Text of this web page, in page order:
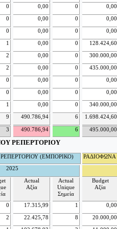
0
0
0
1
2
2
0
0
1
9
0,00
0,00
0,00
0,00
0,00
0,00
0,00
0,00
0,00
490.786,94
0
0
0
0
0
0
0
0
0
6
0,00
0,00
0,00
128.424,60
300.000,00
435.000,00
0,00
0,00
340.000,00
1.698.424,60
3 490.786,94 6 495.000,00
ΡΕΠΕΡΤΟΡΙΟΥ
Actual
Αξία
Actual
Unique
Σημεία
Budget
Αξία
0
2
17.315,99
22.425,78
1
8
0,00
20.000,00
(ΕΜΠΟΡΙΚΟ)
2025
ΡΑΔΙΟΦΩΝΑ